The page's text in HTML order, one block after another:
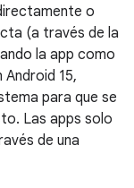
o
(a través de la
la app como
15,
para que se
Las apps solo
de una